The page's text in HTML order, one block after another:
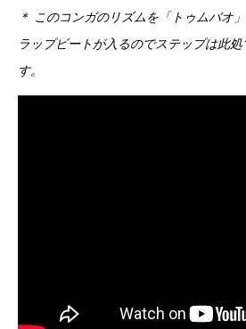
＊ このコンガのリズムを「トゥムバオ
ラップビートが入るのでステップは此
す。